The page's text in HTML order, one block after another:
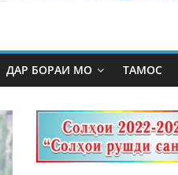
ДАР БОРАИ МО ТАМОС